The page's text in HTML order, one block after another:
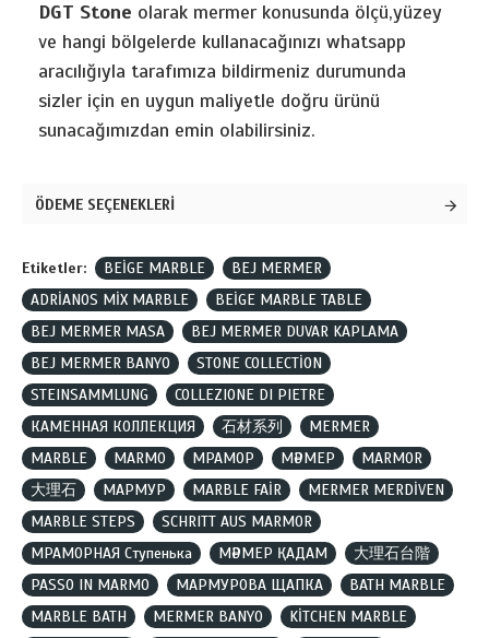
DGT Stone olarak mermer konusunda ölçü,yüzey
ve hangi bölgelerde kullanacağınızı whatsapp
aracılığıyla tarafımıza bildirmeniz durumunda
sizler için en uygun maliyetle doğru ürünü
sunacağımızdan emin olabilirsiniz.
ÖDEME SEÇENEKLERİ
Etiketler: BEİGE MARBLE
BEJ MERMER
ADRİANOS MİX MARBLE
BEİGE MARBLE TABLE
BEJ MERMER MASA
BEJ MERMER DUVAR KAPLAMA
BEJ MERMER BANYO
STONE COLLECTİON
STEINSAMMLUNG
COLLEZIONE DI PIETRE
КАМЕННАЯ КОЛЛЕКЦИЯ
石材系列
MERMER
MARBLE
MARMO МРАМОР МӘРМЕР
MARMOR
大理石
МАРМУР MARBLE FAİR
MERMER MERDİVEN
MARBLE STEPS
SCHRITT AUS MARMOR
МРАМОРНАЯ Ступенька
МӘРМЕР ҚАДАМ
大理石台階
PASSO IN MARMO
МАРМУРОВА ЩАПКА
BATH MARBLE
MARBLE BATH
MERMER BANYO
KİTCHEN MARBLE